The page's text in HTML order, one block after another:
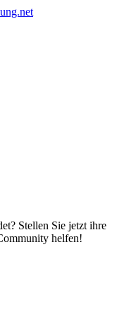
Stellen Sie jetzt ihre
helfen!